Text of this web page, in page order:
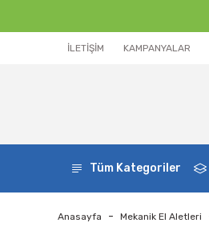
İLETİŞİM KAMPANYALAR
Tüm Kategoriler
Anasayfa Mekanik El Aletleri